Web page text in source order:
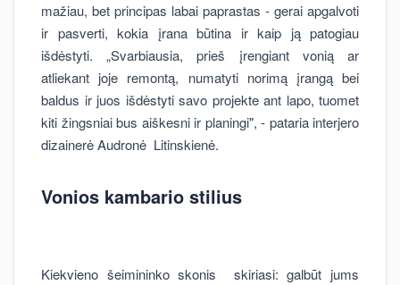
mažiau, bet principas labai paprastas - gerai apgalvoti
ir pasverti, kokia įrana būtina ir kaip ją patogiau
išdėstyti. „Svarbiausia, prieš įrengiant vonią ar
atliekant joje remontą, numatyti norimą įrangą bei
baldus ir juos išdėstyti savo projekte ant lapo, tuomet
kiti žingsniai bus aiškesni ir planingi", - pataria interjero
dizainerė Audronė Litinskienė.
Vonios kambario stilius
Kiekvieno šeimininko skonis skiriasi: galbūt jums